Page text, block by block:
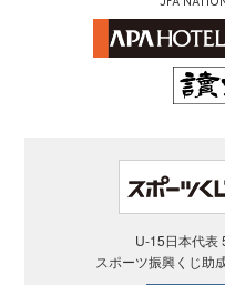
U-15日本代表
スポーツ振興くじ助